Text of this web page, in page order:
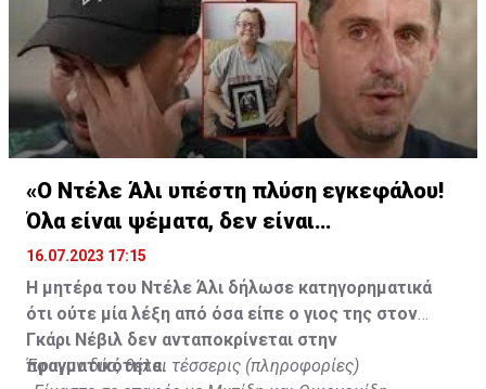
«Ο Ντέλε Άλι υπέστη πλύση εγκεφάλου!
Όλα είναι ψέματα, δεν είναι
υιοθετημένος»
16.07.2023 17:15
Η μητέρα του Ντέλε Άλι δήλωσε κατηγορηματικά
ότι ούτε μία λέξη από όσα είπε ο γιος της στον
Γκάρι Νέβιλ δεν ανταποκρίνεται στην
πραγματικότητα.
Έφυγαν δύο, θέλει τέσσερις (πληροφορίες)